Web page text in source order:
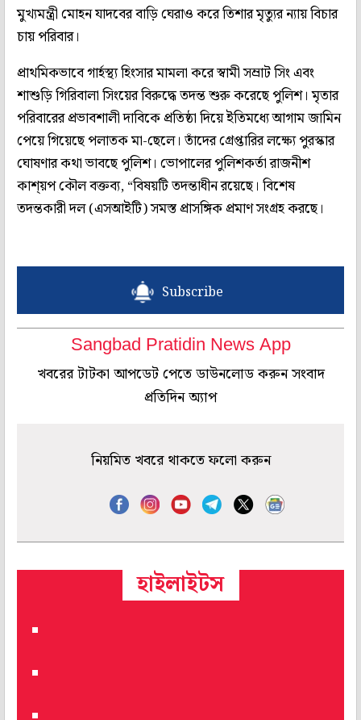
মুখ্যমন্ত্রী মোহন যাদবের বাড়ি ঘেরাও করে তিশার মৃত্যুর ন্যায় বিচার
চায় পরিবার।
প্রাথমিকভাবে গার্হস্থ্য হিংসার মামলা করে স্বামী সম্রাট সিং এবং
শাশুড়ি গিরিবালা সিংয়ের বিরুদ্ধে তদন্ত শুরু করেছে পুলিশ। মৃতার
পরিবারের প্রভাবশালী দাবিকে প্রতিষ্ঠা দিয়ে ইতিমধ্যে আগাম জামিন
পেয়ে গিয়েছে পলাতক মা-ছেলে। তাঁদের গ্রেপ্তারির লক্ষ্যে পুরস্কার
ঘোষণার কথা ভাবছে পুলিশ। ভোপালের পুলিশকর্তা রাজনীশ
কাশ্য়প কৌল বক্তব্য, “বিষয়টি তদন্তাধীন রয়েছে। বিশেষ
তদন্তকারী দল (এসআইটি) সমস্ত প্রাসঙ্গিক প্রমাণ সংগ্রহ করছে।
Subscribe
Sangbad Pratidin News App
খবরের টাটকা আপডেট পেতে ডাউনলোড করুন সংবাদ
প্রতিদিন অ্যাপ
নিয়মিত খবরে থাকতে ফলো করুন
হাইলাইটস